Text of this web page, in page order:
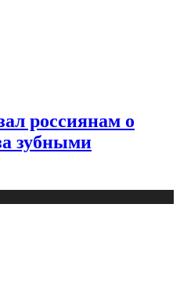
россиянам о
зубными